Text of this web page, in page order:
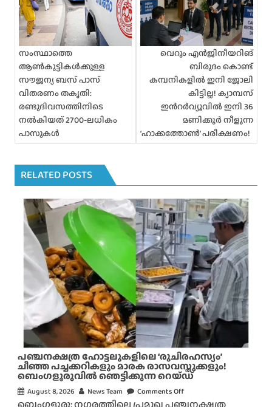
n
a
v
g
a
t
o
n
സംസ്ഥാത്തെ
ആൺകുട്ടികൾക്കുള്ള
സൗജന്യ ബസ് പാസ്
വിതരണം തകൃതി:
രണ്ടുദിവസത്തിനിടെ
നൽകിയത് 2700-ലധികം
പാസുകൾ
വെറും എൻജിനീയറിങ്
ബിരുദം കൊണ്ട്
കമ്പനികളിൽ ഇനി ജോലി
കിട്ടില്ല! ക്യാമ്പസ്
ഇൻറർവ്യൂവിൽ ഇനി 36
മണിക്കൂർ നീളുന്ന
‘ഹാക്കത്തോൺ’ പരീക്ഷണം!
RELATED POSTS
പഞ്ചനക്ഷത്ര ഹോട്ടലുകളിലെ ‘രുചിരഹസ്യം’
ചീഞ്ഞ പച്ചക്കറികളും മാരക രാസവസ്തുക്കളും!
ബെംഗളൂരുവിൽ ഞെട്ടിക്കുന്ന റെയ്ഡ്
August 8, 2026 News Team Comments Off
n
ബെംഗളൂരു: നഗരത്തിലെ പ്രമുഖ പഞ്ചനക്ഷത്ര